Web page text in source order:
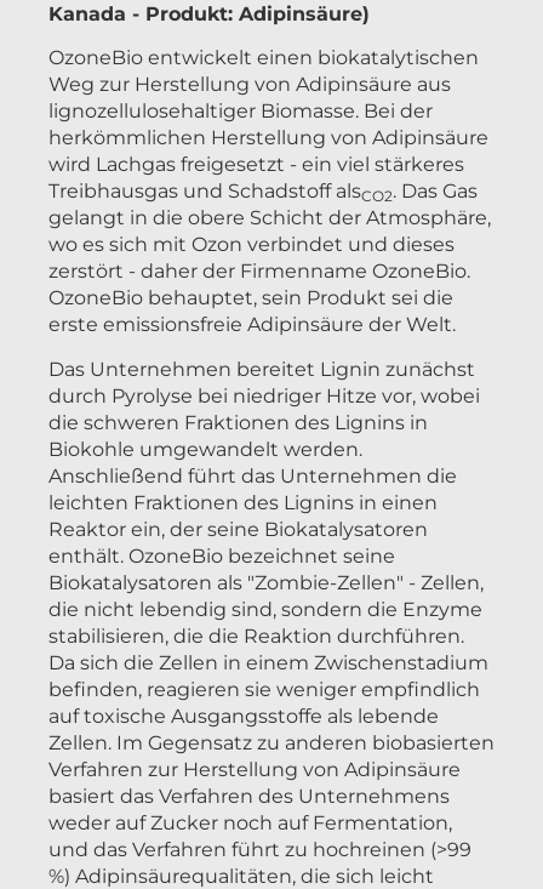
Kanada - Produkt: Adipinsäure)
OzoneBio entwickelt einen biokatalytischen
Weg zur Herstellung von Adipinsäure aus
lignozellulosehaltiger Biomasse. Bei der
herkömmlichen Herstellung von Adipinsäure
wird Lachgas freigesetzt - ein viel stärkeres
Treibhausgas und Schadstoff alsCO2. Das Gas
gelangt in die obere Schicht der Atmosphäre,
wo es sich mit Ozon verbindet und dieses
zerstört - daher der Firmenname OzoneBio.
OzoneBio behauptet, sein Produkt sei die
erste emissionsfreie Adipinsäure der Welt.
Das Unternehmen bereitet Lignin zunächst
durch Pyrolyse bei niedriger Hitze vor, wobei
die schweren Fraktionen des Lignins in
Biokohle umgewandelt werden.
Anschließend führt das Unternehmen die
leichten Fraktionen des Lignins in einen
Reaktor ein, der seine Biokatalysatoren
enthält. OzoneBio bezeichnet seine
Biokatalysatoren als "Zombie-Zellen" - Zellen,
die nicht lebendig sind, sondern die Enzyme
stabilisieren, die die Reaktion durchführen.
Da sich die Zellen in einem Zwischenstadium
befinden, reagieren sie weniger empfindlich
auf toxische Ausgangsstoffe als lebende
Zellen. Im Gegensatz zu anderen biobasierten
Verfahren zur Herstellung von Adipinsäure
basiert das Verfahren des Unternehmens
weder auf Zucker noch auf Fermentation,
und das Verfahren führt zu hochreinen (>99
%) Adipinsäurequalitäten, die sich leicht